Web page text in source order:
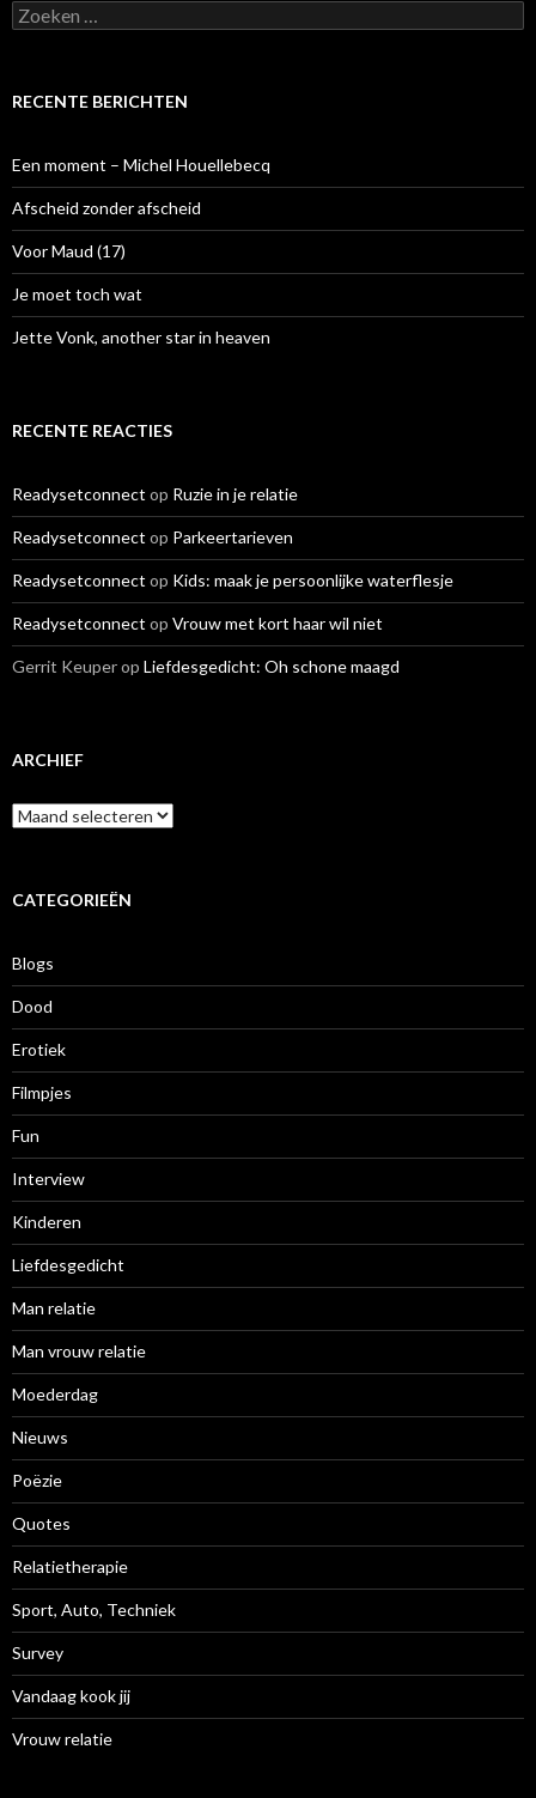
Z
o
e
a
a
r
:
RECENTE BERICHTEN
Een moment – Michel Houellebecq
Afscheid zonder afscheid
Voor Maud (17)
Je moet toch wat
Jette Vonk, another star in heaven
RECENTE REACTIES
Readysetconnect op Ruzie in je relatie
Readysetconnect op Parkeertarieven
Readysetconnect op Kids: maak je persoonlijke waterflesje
Readysetconnect op Vrouw met kort haar wil niet
Gerrit Keuperop Liefdesgedicht: Oh schone maagd
ARCHIEF
A
r
iCATEGORIEËN
Blogs
Dood
Erotiek
Filmpjes
Fun
Interview
Kinderen
Liefdesgedicht
Man relatie
Man vrouw relatie
Moederdag
Nieuws
Poëzie
Quotes
Relatietherapie
Sport, Auto, Techniek
Survey
Vandaag kook jij
Vrouw relatie